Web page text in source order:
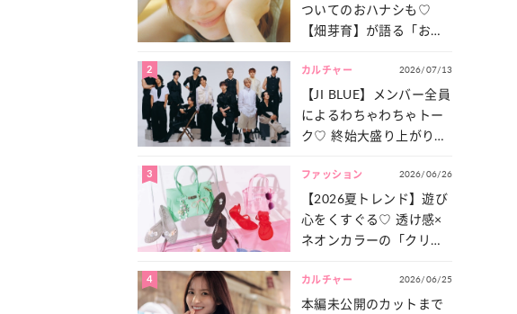
ついてのおハナシも♡
【畑芽育】が語る「お仕
は？
2 カルチャー 2026/07/13
【JI BLUE】メンバー全員
によるわちゃわちゃトー
ク♡ 終始大盛り上がりだ
一気見せ！
3 ファッション 2026/06/26
【2026夏トレンド】遊び
心をくすぐる♡ 透け感×
ネオンカラーの「クリア
4 カルチャー 2026/06/25
本編未公開のカットまで